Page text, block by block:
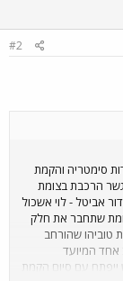
#2
סימטריה והקמת
הרכבת בצומת
אביטל - לוי אשכול
שתחבר את חלק
טוביהו שהורחב
3 נתיבים ונתיב אחד המיועד
ייפתח עם סיום הקמת